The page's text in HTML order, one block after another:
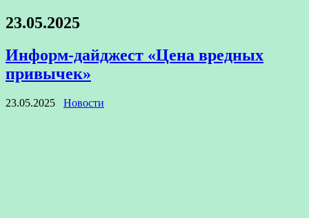
23.05.2025
Информ-дайджест «Цена вредных
привычек»
23.05.2025 Новости